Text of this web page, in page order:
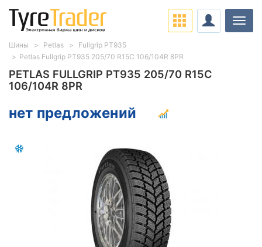
PETLAS FULLGRIP PT935 205/70 R15C
106/104R 8PR
нет предложений
Шины Petlas
Fullgrip PT935
Petlas Fullgrip PT935 205/70 R15C 106/104R 8PR